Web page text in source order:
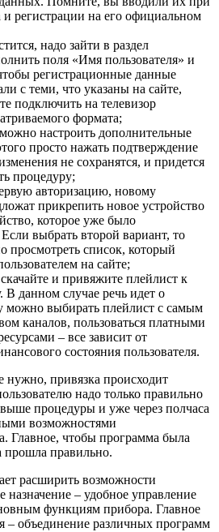
и регистрации на его официальном
надо зайти в раздел
поля «Имя пользователя» и
регистрационные данные
с теми, что указаны на сайте,
подключить на телевизор
формата;
настроить дополнительные
просто нажать подтверждение
не сохранятся, и придется
процедуру;
авторизацию, новому
прикрепить новое устройство
которое уже было
выбрать второй вариант, то
просмотреть список, который
на сайте;
и привяжите плейлист к
В данном случае речь идет о
можно выбирать плейлист с самым
каналов, пользоваться платными
– все зависит от
состояния пользователя.
нужно, привязка происходит
надо только правильно
процедуры и уже через полчаса
возможностями
Главное, чтобы программа была
прошла правильно.
расширить возможности
назначение – удобное управление
функциям прибора. Главное
– объединение различных программ